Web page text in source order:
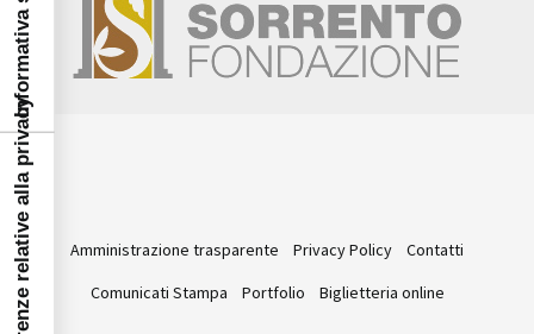
Amministrazione trasparente Privacy Policy
Contatti
Comunicati Stampa
Portfolio Biglietteria online